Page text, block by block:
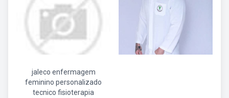
jaleco enfermagem
feminino personalizado
tecnico fisioterapia